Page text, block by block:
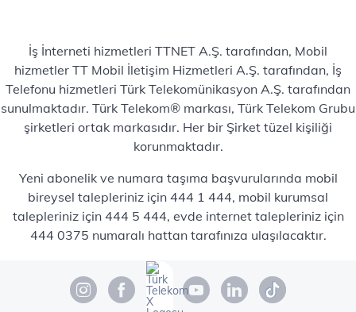
İş İnterneti hizmetleri TTNET A.Ş. tarafından, Mobil
hizmetler TT Mobil İletişim Hizmetleri A.Ş. tarafından, İş
Telefonu hizmetleri Türk Telekomünikasyon A.Ş. tarafından
sunulmaktadır. Türk Telekom® markası, Türk Telekom Grubu
şirketleri ortak markasıdır. Her bir Şirket tüzel kişiliği
korunmaktadır.
Yeni abonelik ve numara taşıma başvurularında mobil
bireysel talepleriniz için 444 1 444, mobil kurumsal
talepleriniz için 444 5 444, evde internet talepleriniz için
444 0375 numaralı hattan tarafınıza ulaşılacaktır.